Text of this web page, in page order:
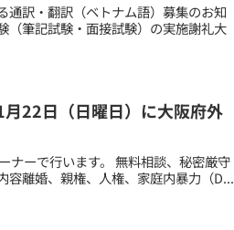
通訳・翻訳（ベトナム語）募集のお知
（筆記試験・面接試験）の実施謝礼大
22日（日曜日）に大阪府外
ナーで行います。 無料相談、秘密厳守
離婚、親権、人権、家庭内暴力（D...